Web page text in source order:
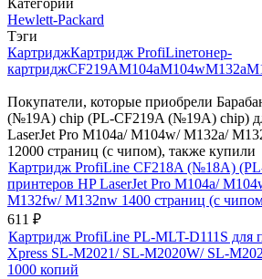
Hewlett-Packard
Тэги
КартриджКартридж ProfiLineтонер-
картриджCF219AM104aM104wM132a
Покупатели, которые приобрели
(№19A) chip (PL-CF219A (№19A) chip)
LaserJet Pro M104a/ M104w/ M132a/
12000 страниц (с чипом), также купили
Картридж ProfiLine CF218A (№18A)
принтеров HP LaserJet Pro M104a/
M132fw/ M132nw 1400 страниц (с
611 ₽
Картридж ProfiLine PL-MLT-D111S для
Xpress SL-M2021/ SL-M2020W/ SL-
1000 копий